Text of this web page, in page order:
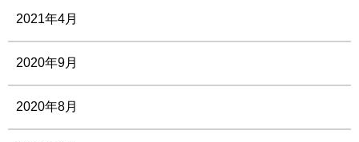
2021年4月
2020年9月
2020年8月